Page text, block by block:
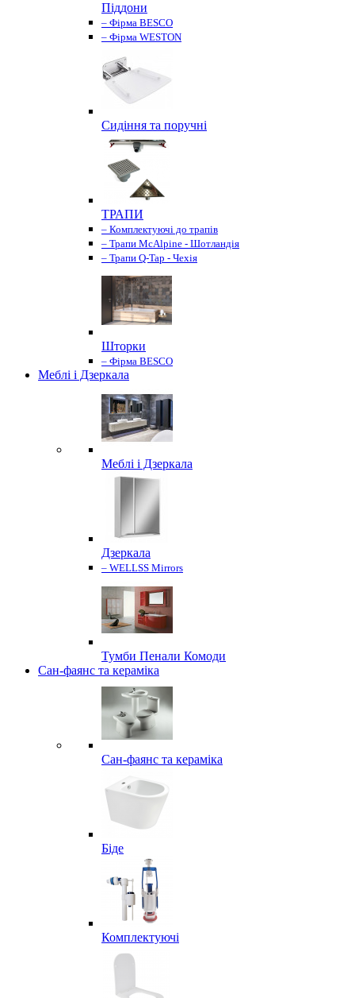
Піддони
– Фірма BESCO
– Фірма WESTON
Сидіння та поручні
ТРАПИ
– Комплектуючі до трапів
– Трапи McAlpine - Шотландія
– Трапи Q-Tap - Чехія
Шторки
– Фірма BESCO
Меблі і Дзеркала
Меблі і Дзеркала
Дзеркала
– WELLSS Mirrors
Тумби Пенали Комоди
Сан-фаянс та кераміка
Сан-фаянс та кераміка
Біде
Комплектуючі